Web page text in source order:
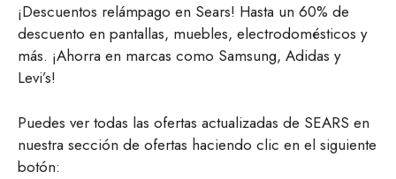
¡Descuentos relámpago en Sears! Hasta un 60% de
descuento en pantallas, muebles, electrodomésticos y
más. ¡Ahorra en marcas como Samsung, Adidas y
Levi’s!
Puedes ver todas las ofertas actualizadas de SEARS en
nuestra sección de ofertas haciendo clic en el siguiente
botón: